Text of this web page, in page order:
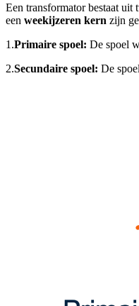
Een transformator bestaat uit
een weekijzeren kern zijn
1.Primaire spoel: De spoel
2.Secundaire spoel: De